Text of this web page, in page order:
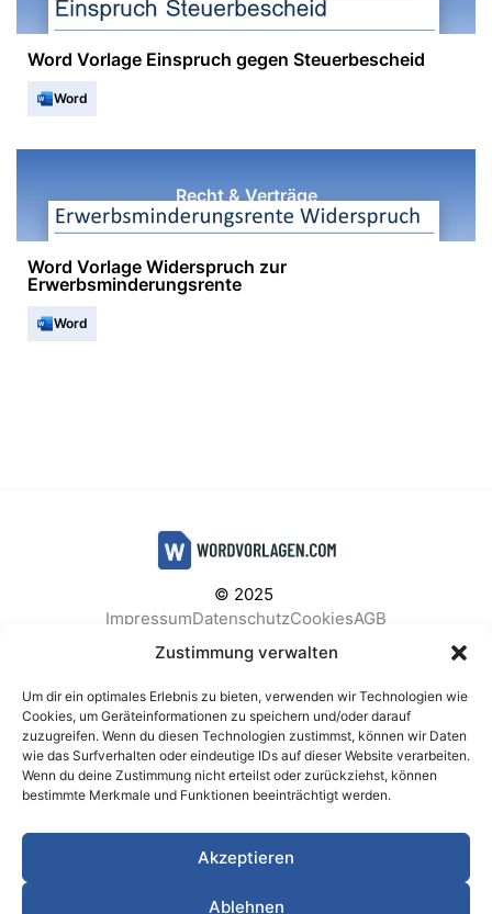
Zustimmung verwalten
Um dir ein optimales Erlebnis zu bieten, verwenden wir Technologien wie
Cookies, um Geräteinformationen zu speichern und/oder darauf
zuzugreifen. Wenn du diesen Technologien zustimmst, können wir Daten
wie das Surfverhalten oder eindeutige IDs auf dieser Website verarbeiten.
Wenn du deine Zustimmung nicht erteilst oder zurückziehst, können
bestimmte Merkmale und Funktionen beeinträchtigt werden.
Akzeptieren
Ablehnen
Word Vorlage Einspruch gegen Steuerbescheid
Word
Recht & Verträge
Word Vorlage Widerspruch zur
Erwerbsminderungsrente
Word
© 2025
ImpressumDatenschutzCookiesAGB
Facebook
Instagram
BELIEBTE KATEGORIEN
Berichte & Analysen Business
Einkauf & Beschaffung
Gesundheit & Vorsorge